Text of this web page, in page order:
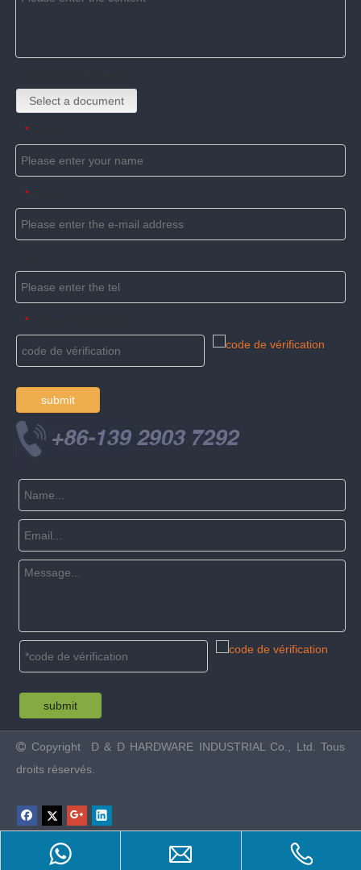
Product Inquiry
Select a document
*
*
*
submit
submit
 Copyright
D & D HARDWARE INDUSTRIAL Co., Ltd. Tous
droits réservés.